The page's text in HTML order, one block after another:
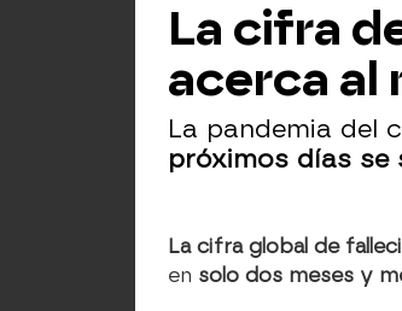
La cifra
acerca al
La pandemia del
próximos días se
La cifra global de
en solo dos meses y